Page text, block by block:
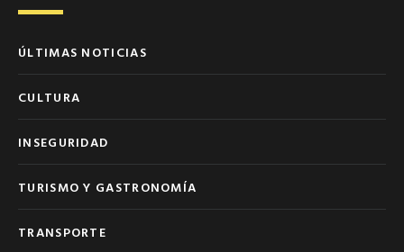
ÚLTIMAS NOTICIAS
CULTURA
INSEGURIDAD
TURISMO Y GASTRONOMÍA
TRANSPORTE